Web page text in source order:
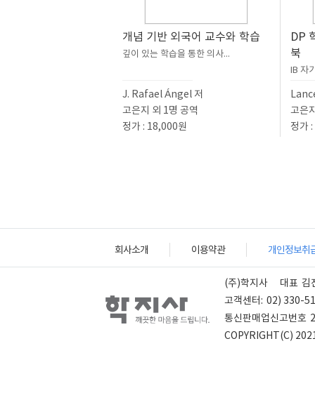
개념 기반 외국어 교수와 학습
깊이 있는 학습을 통한 의사...
J. Rafael Ángel 저
고은지 외 1명 공역
정가 : 18,000원
DP
북
IB 자
고은
정가
회사소개 이용약관 개인정보취
(주)학지사 대표 김
고객센터: 02) 330-
통신판매업신고번호
COPYRIGHT(C)